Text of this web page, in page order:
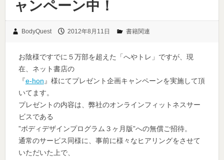
ャンペーン中！
BodyQuest 2012年8月11日 書籍関連
お陰様ですでに５万部を超えた「へやトレ」ですが、現
在、ネット書店の
『e-hon』様にてプレゼント企画キャンペーンを実施して頂
いてます。
プレゼントの内容は、弊社のオンラインフィットネスサー
ビスである
”ボディデザインプログラム３ヶ月版”への無償ご招待。
通常のサービス同様に、事前に様々なヒアリングをさせて
いただいた上で、